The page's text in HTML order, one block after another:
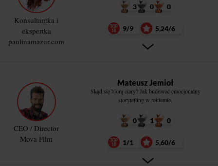
Konsultantka i
ekspertka
paulinamazur.com
3 0 0
9/9 5,24/6
CEO / Director
Mova Film
Mateusz Jemioł
Skąd się biorą ciary? Jak budować emocjonalny
storytelling w reklamie.
0 1 0
1/1 5,60/6